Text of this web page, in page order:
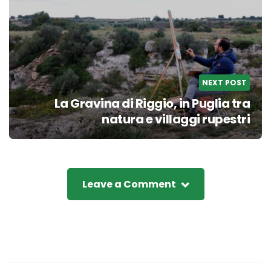
NEXT POST
La Gravina di Riggio, in Puglia tra
natura e villaggi rupestri
Leave a Comment